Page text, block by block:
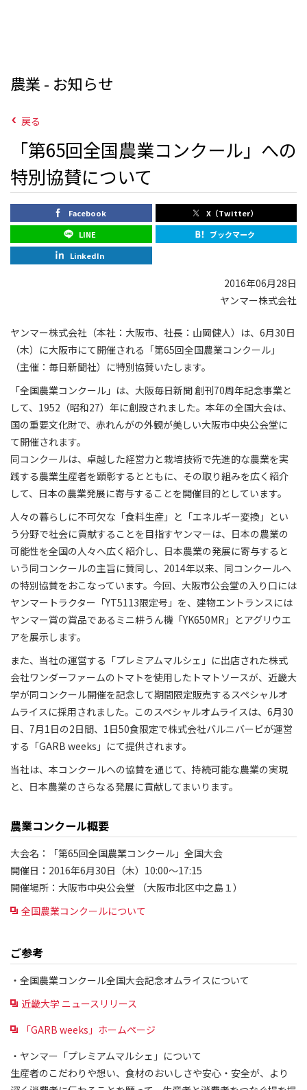
農業 - お知らせ
戻る
「第65回全国農業コンクール」への
特別協賛について
Facebook
X（Twitter）
LINE
ブックマーク
LinkedIn
2016年06月28日
ヤンマー株式会社
ヤンマー株式会社（本社：大阪市、社長：山岡健人）は、6月30日
（木）に大阪市にて開催される「第65回全国農業コンクール」
（主催：毎日新聞社）に特別協賛いたします。
「全国農業コンクール」は、大阪毎日新聞 創刊70周年記念事業と
して、1952（昭和27）年に創設されました。本年の全国大会は、
国の重要文化財で、赤れんがの外観が美しい大阪市中央公会堂に
て開催されます。
同コンクールは、卓越した経営力と栽培技術で先進的な農業を実
践する農業生産者を顕彰するとともに、その取り組みを広く紹介
して、日本の農業発展に寄与することを開催目的としています。
人々の暮らしに不可欠な「食料生産」と「エネルギー変換」とい
う分野で社会に貢献することを目指すヤンマーは、日本の農業の
可能性を全国の人々へ広く紹介し、日本農業の発展に寄与すると
いう同コンクールの主旨に賛同し、2014年以来、同コンクールへ
の特別協賛をおこなっています。今回、大阪市公会堂の入り口には
ヤンマートラクター「YT5113限定号」を、建物エントランスには
ヤンマー賞の賞品であるミニ耕うん機「YK650MR」とアグリウエ
アを展示します。
また、当社の運営する「プレミアムマルシェ」に出店された株式
会社ワンダーファームのトマトを使用したトマトソースが、近畿大
学が同コンクール開催を記念して期間限定販売するスペシャルオ
ムライスに採用されました。このスペシャルオムライスは、6月30
日、7月1日の2日間、1日50食限定で株式会社バルニバービが運営
する「GARB weeks」にて提供されます。
当社は、本コンクールへの協賛を通じて、持続可能な農業の実現
と、日本農業のさらなる発展に貢献してまいります。
農業コンクール概要
大会名：「第65回全国農業コンクール」全国大会
開催日：2016年6月30日（木）10:00～17:15
開催場所：大阪市中央公会堂 （大阪市北区中之島１）
全国農業コンクールについて
ご参考
・全国農業コンクール全国大会記念オムライスについて
近畿大学 ニュースリリース
「GARB weeks」ホームページ
・ヤンマー「プレミアムマルシェ」について
生産者のこだわりや想い、食材のおいしさや安心・安全が、より